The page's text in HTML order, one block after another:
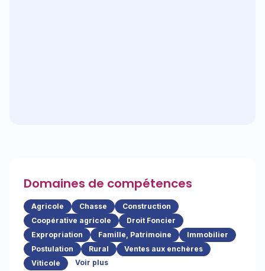
Domaines de compétences
Agricole Chasse
Construction
Coopérative agricole
Droit Foncier
Expropriation
Famille, Patrimoine
Immobilier
Postulation
Rural
Ventes aux enchères
Viticole
Voir plus